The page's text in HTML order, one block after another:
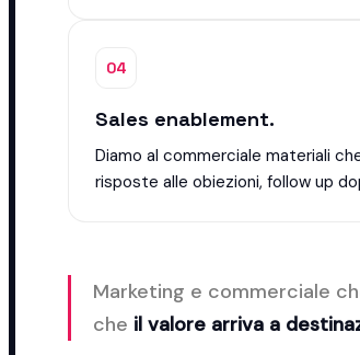
04
Sales enablement.
Diamo al commerciale materiali
risposte alle obiezioni, follow up
Marketing e commerciale
che il valore arriva a